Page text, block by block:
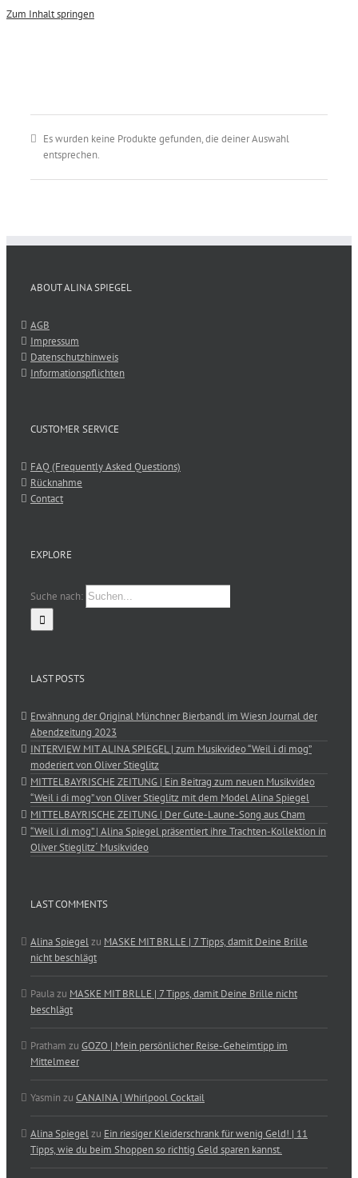
Zum Inhalt springen
Es wurden keine Produkte gefunden, die deiner Auswahl
entsprechen.
ABOUT ALINA SPIEGEL
AGB
Impressum
Datenschutzhinweis
Informationspflichten
CUSTOMER SERVICE
FAQ (Frequently Asked Questions)
Rücknahme
Contact
EXPLORE
Suche nach:
LAST POSTS
Erwähnung der Original Münchner Bierbandl im Wiesn Journal der
Abendzeitung 2023
INTERVIEW MIT ALINA SPIEGEL | zum Musikvideo “Weil i di mog”
moderiert von Oliver Stieglitz
MITTELBAYRISCHE ZEITUNG | Ein Beitrag zum neuen Musikvideo
“Weil i di mog” von Oliver Stieglitz mit dem Model Alina Spiegel
MITTELBAYRISCHE ZEITUNG | Der Gute-Laune-Song aus Cham
“Weil i di mog” | Alina Spiegel präsentiert ihre Trachten-Kollektion in
Oliver Stieglitz´ Musikvideo
LAST COMMENTS
Alina Spiegelzu MASKE MIT BRLLE | 7 Tipps, damit Deine Brille
nicht beschlägt
Paulazu MASKE MIT BRLLE | 7 Tipps, damit Deine Brille nicht
beschlägt
Pratham zu GOZO | Mein persönlicher Reise-Geheimtipp im
Mittelmeer
Yasmin zu CANAINA | Whirlpool Cocktail
Alina Spiegelzu Ein riesiger Kleiderschrank für wenig Geld! | 11
Tipps, wie du beim Shoppen so richtig Geld sparen kannst.